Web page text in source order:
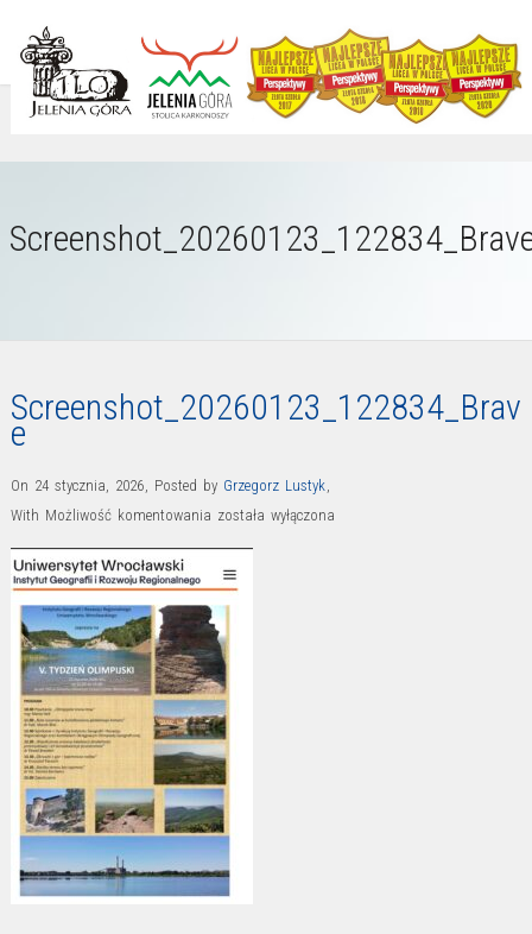
Screenshot_20260123_122834_Brav
e
On 24 stycznia, 2026, Posted by Grzegorz Lustyk,
With Możliwość komentowania Screenshot_20260123_122834_Brave
została wyłączona